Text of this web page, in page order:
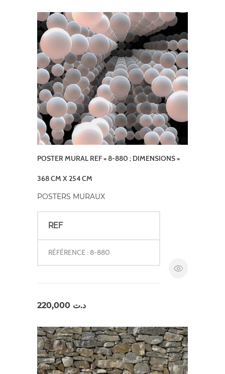
POSTER MURAL REF = 8-880 ; DIMENSIONS =
368 CM X 254 CM
POSTERS MURAUX
REF
RÉFÉRENCE : 8-880
د.ت